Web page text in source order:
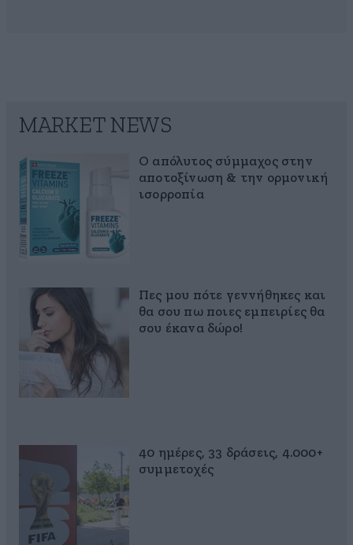
MARKET NEWS
Ο απόλυτος σύμμαχος στην
αποτοξίνωση & την ορμονική
ισορροπία
Πες μου πότε γεννήθηκες και
θα σου πω ποιες εμπειρίες θα
σου έκανα δώρο!
40 ημέρες, 33 δράσεις, 4.000+
συμμετοχές